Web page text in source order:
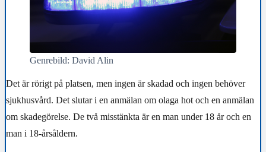
Genrebild: David Alin
Det är rörigt på platsen, men ingen är skadad och ingen behöver
sjukhusvård. Det slutar i en anmälan om olaga hot och en anmälan
om skadegörelse. De två misstänkta är en man under 18 år och en
man i 18-årsåldern.